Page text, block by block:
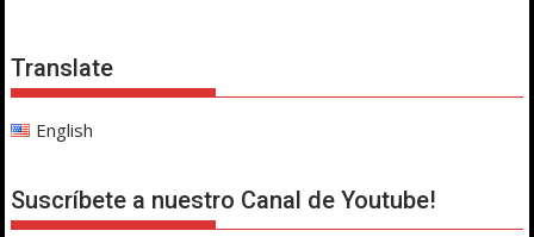
Translate
English
Suscríbete a nuestro Canal de Youtube!